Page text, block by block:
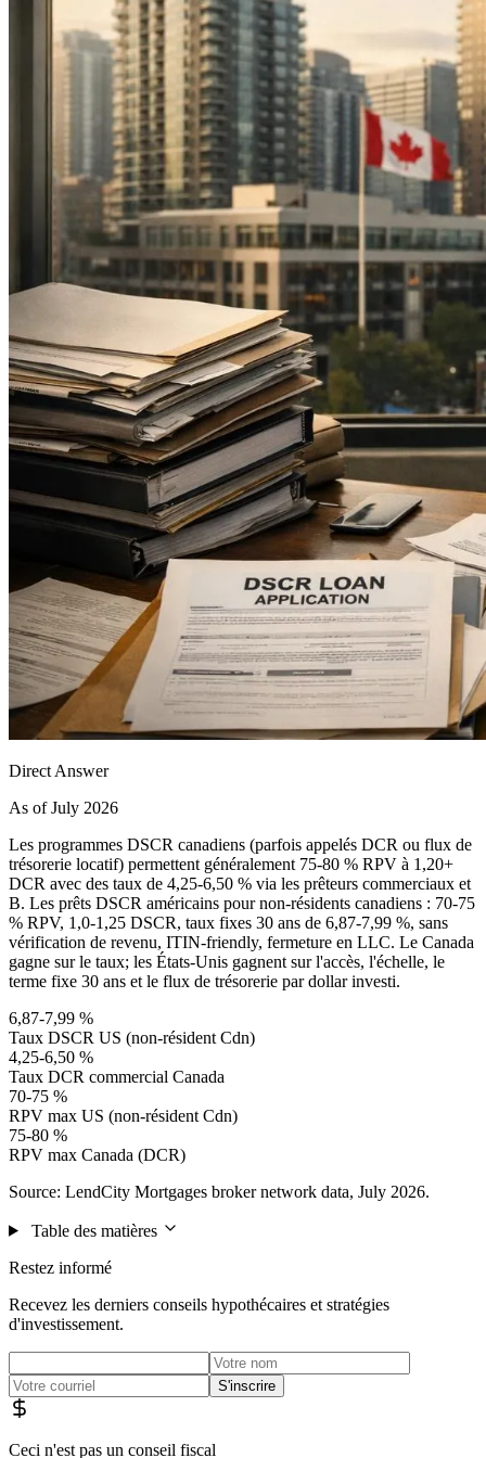
Direct Answer
As of July 2026
Les programmes DSCR canadiens (parfois appelés DCR ou flux de
trésorerie locatif) permettent généralement 75-80 % RPV à 1,20+
DCR avec des taux de 4,25-6,50 % via les prêteurs commerciaux et
B. Les prêts DSCR américains pour non-résidents canadiens : 70-75
% RPV, 1,0-1,25 DSCR, taux fixes 30 ans de 6,87-7,99 %, sans
vérification de revenu, ITIN-friendly, fermeture en LLC. Le Canada
gagne sur le taux; les États-Unis gagnent sur l'accès, l'échelle, le
terme fixe 30 ans et le flux de trésorerie par dollar investi.
6,87-7,99 %
Taux DSCR US (non-résident Cdn)
4,25-6,50 %
Taux DCR commercial Canada
70-75 %
RPV max US (non-résident Cdn)
75-80 %
RPV max Canada (DCR)
Source: LendCity Mortgages broker network data, July 2026.
Table des matières
Restez informé
Recevez les derniers conseils hypothécaires et stratégies
d'investissement.
S'inscrire
Ceci n'est pas un conseil fiscal